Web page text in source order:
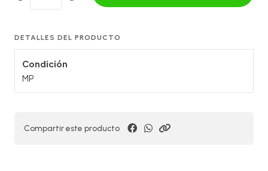
DETALLES DEL PRODUCTO
Condición
MP
Compartir este producto